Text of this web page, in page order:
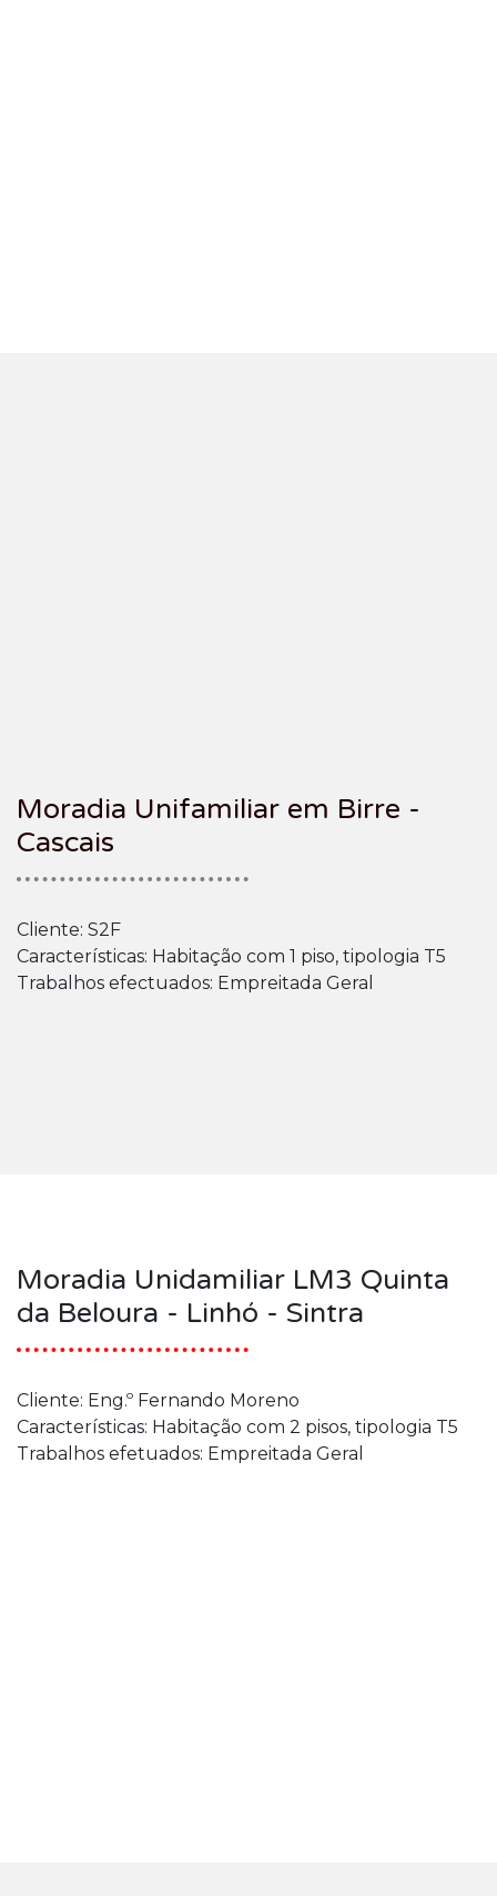
Moradia Unifamiliar em Birre -
Cascais
Cliente: S2F
Características: Habitação com 1 piso, tipologia T5
Trabalhos efectuados: Empreitada Geral
Moradia Unidamiliar LM3 Quinta
da Beloura - Linhó - Sintra
Cliente: Eng.º Fernando Moreno
Características: Habitação com 2 pisos, tipologia T5
Trabalhos efetuados: Empreitada Geral